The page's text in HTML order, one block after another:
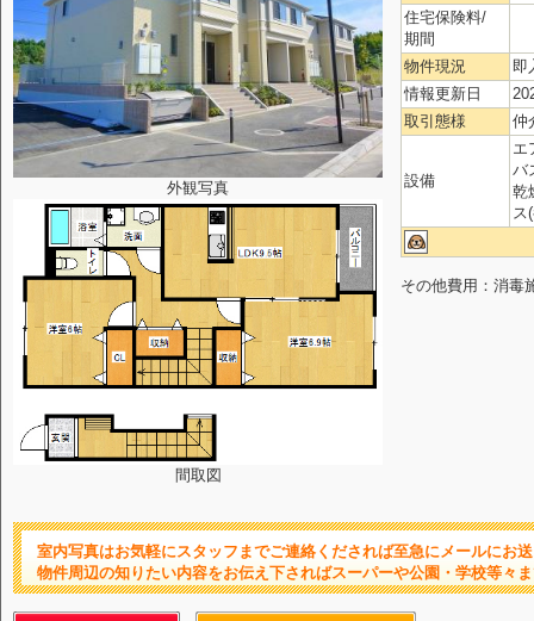
外観写真
間取図
住宅保険料/
期間
物件現況
即
情報更新日
取引態様
仲
設備
エ
バ
乾
ス
その他費用：消毒
室内写真はお気軽にスタッフまでご連絡くだされば至急にメールにお
物件周辺の知りたい内容をお伝え下さればスーパーや公園・学校等々